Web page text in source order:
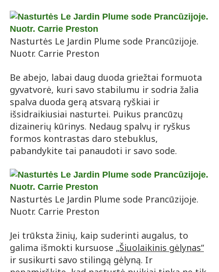
Nasturtės Le Jardin Plume sode Prancūzijoje.
Nuotr. Carrie Preston
Be abejo, labai daug duoda griežtai formuota
gyvatvorė, kuri savo stabilumu ir sodria žalia
spalva duoda gerą atsvarą ryškiai ir
išsidraikiusiai nasturtei. Puikus prancūzų
dizainerių kūrinys. Nedaug spalvų ir ryškus
formos kontrastas daro stebuklus,
pabandykite tai panaudoti ir savo sode.
Nasturtės Le Jardin Plume sode Prancūzijoje.
Nuotr. Carrie Preston
Jei trūksta žinių, kaip suderinti augalus, to
galima išmokti kursuose „Šiuolaikinis gėlynas“
ir susikurti savo stilingą gėlyną. Ir